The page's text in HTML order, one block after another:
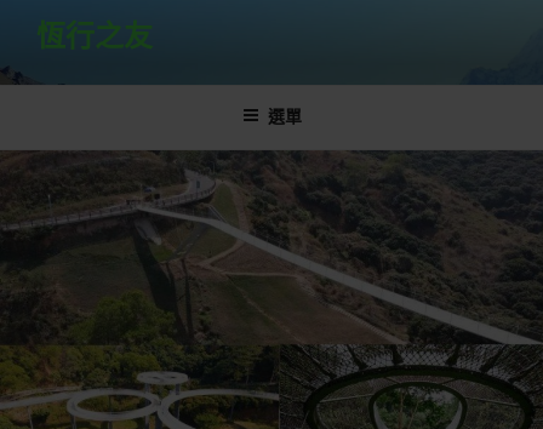
主
恆行之友
選單